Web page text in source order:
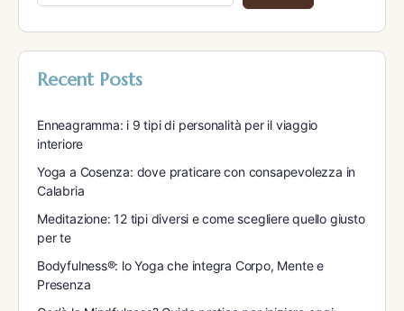
Recent Posts
Enneagramma: i 9 tipi di personalità per il viaggio
interiore
Yoga a Cosenza: dove praticare con consapevolezza in
Calabria
Meditazione: 12 tipi diversi e come scegliere quello giusto
per te
Bodyfulness®: lo Yoga che integra Corpo, Mente e
Presenza